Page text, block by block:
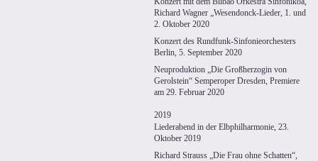
Richard Wagner „Wesendonck-Lieder, 1. und
2. Oktober 2020
Konzert des Rundfunk-Sinfonieorchesters
Berlin, 5. September 2020
Neuproduktion „Die Großherzogin von
Gerolstein“ Semperoper Dresden, Premiere
am 29. Februar 2020
2019
Liederabend in der Elbphilharmonie, 23.
Oktober 2019
Richard Strauss „Die Frau ohne Schatten“,